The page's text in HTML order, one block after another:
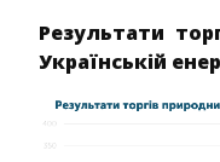
Результати
Українській